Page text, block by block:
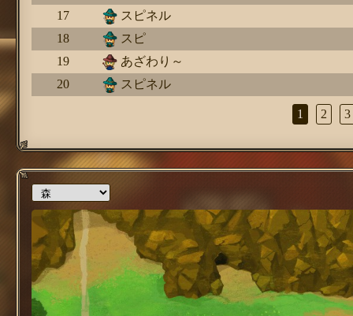
17
スピネル
18
スピ
19
あざわり～
20
スピネル
1 2 3